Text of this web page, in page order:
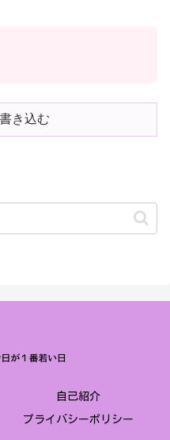
き込む
自己紹介
プライバシーポリシー